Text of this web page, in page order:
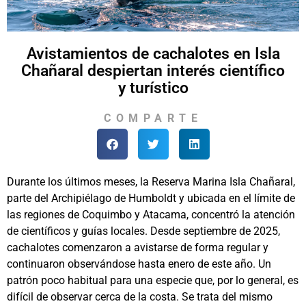
Avistamientos de cachalotes en Isla
Chañaral despiertan interés científico
y turístico
COMPARTE
Durante los últimos meses, la Reserva Marina Isla Chañaral,
parte del Archipiélago de Humboldt y ubicada en el límite de
las regiones de Coquimbo y Atacama, concentró la atención
de científicos y guías locales. Desde septiembre de 2025,
cachalotes comenzaron a avistarse de forma regular y
continuaron observándose hasta enero de este año. Un
patrón poco habitual para una especie que, por lo general, es
difícil de observar cerca de la costa. Se trata del mismo